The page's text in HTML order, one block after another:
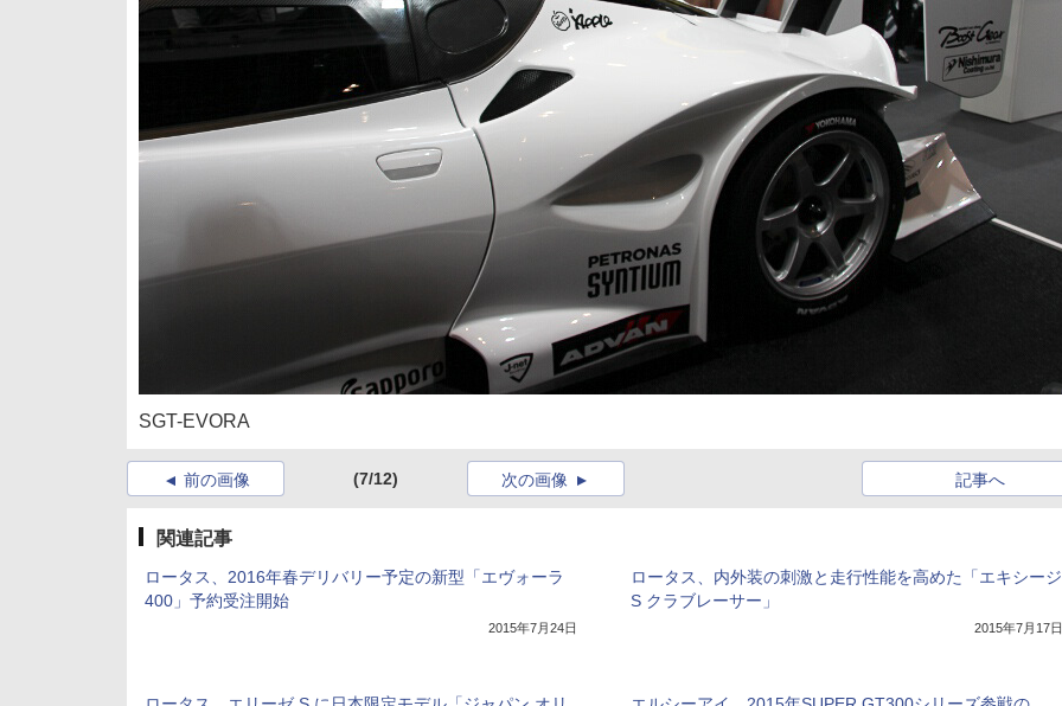
SGT-EVORA
前の画像 (7/12) 記事へ
次の画像
関連記事
ロータス、2016年春デリバリー予定の新型「エヴォーラ
400」予約受注開始
2015年7月24日
ロータス、内外装の刺激と走行性能を高めた「エキシージ
S クラブレーサー」
2015年7月17日